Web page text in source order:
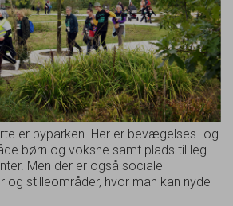
er byparken. Her er bevægelses- og
børn og voksne samt plads til leg
Men der er også sociale
og stilleområder, hvor man kan nyde